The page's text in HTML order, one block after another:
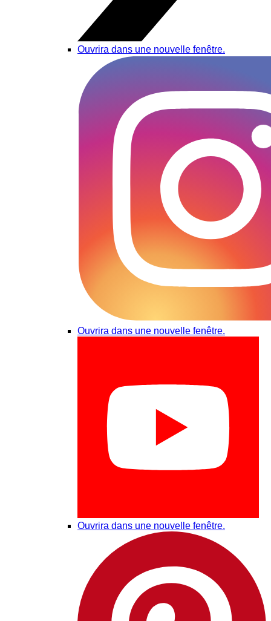
Ouvrira dans une nouvelle fenêtre.
Ouvrira dans une nouvelle fenêtre.
Ouvrira dans une nouvelle fenêtre.